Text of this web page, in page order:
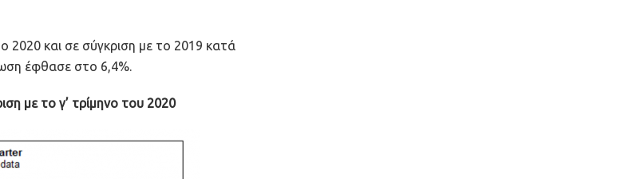
2020 και σε σύγκριση με το 2019 κατά
έφθασε στο 6,4%.
με το γ’ τρίμηνο του 2020